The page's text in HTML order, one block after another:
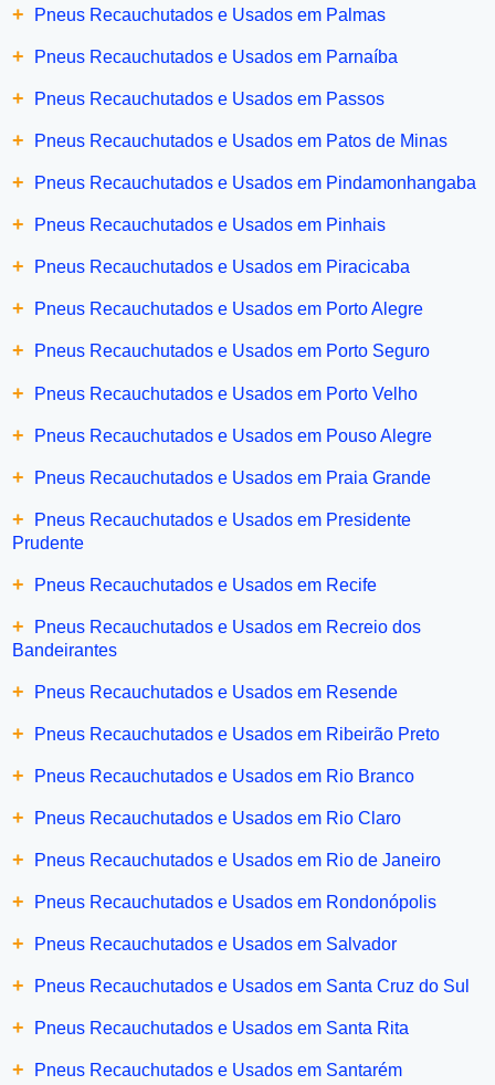
+ Pneus Recauchutados e Usados em Palmas
+ Pneus Recauchutados e Usados em Parnaíba
+ Pneus Recauchutados e Usados em Passos
+ Pneus Recauchutados e Usados em Patos de Minas
+ Pneus Recauchutados e Usados em Pindamonhangaba
+ Pneus Recauchutados e Usados em Pinhais
+ Pneus Recauchutados e Usados em Piracicaba
+ Pneus Recauchutados e Usados em Porto Alegre
+ Pneus Recauchutados e Usados em Porto Seguro
+ Pneus Recauchutados e Usados em Porto Velho
+ Pneus Recauchutados e Usados em Pouso Alegre
+ Pneus Recauchutados e Usados em Praia Grande
+
Pneus Recauchutados e Usados em Presidente
Prudente
+ Pneus Recauchutados e Usados em Recife
+
Pneus Recauchutados e Usados em Recreio dos
Bandeirantes
+ Pneus Recauchutados e Usados em Resende
+ Pneus Recauchutados e Usados em Ribeirão Preto
+ Pneus Recauchutados e Usados em Rio Branco
+ Pneus Recauchutados e Usados em Rio Claro
+ Pneus Recauchutados e Usados em Rio de Janeiro
+ Pneus Recauchutados e Usados em Rondonópolis
+ Pneus Recauchutados e Usados em Salvador
+ Pneus Recauchutados e Usados em Santa Cruz do Sul
+ Pneus Recauchutados e Usados em Santa Rita
+ Pneus Recauchutados e Usados em Santarém